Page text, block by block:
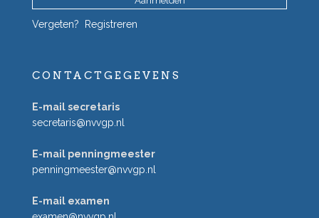
Vergeten? Registreren
CONTACTGEGEVENS
E-mail secretaris
secretaris@nvvgp.nl
E-mail penningmeester
penningmeester@nvvgp.nl
E-mail examen